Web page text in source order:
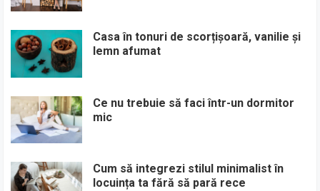
Casa în tonuri de scorțișoară, vanilie și
lemn afumat
Ce nu trebuie să faci într-un dormitor
mic
Cum să integrezi stilul minimalist în
locuința ta fără să pară rece